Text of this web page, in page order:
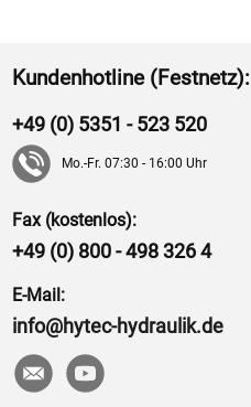
Kundenhotline (Festnetz):
+49 (0) 5351 - 523 520
Mo.-Fr. 07:30 - 16:00 Uhr
Fax (kostenlos):
+49 (0) 800 - 498 326 4
E-Mail:
info@hytec-hydraulik.de